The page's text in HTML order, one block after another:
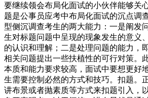
要继续领会布局化面试的小伙伴能够关
题是公事员应考中布局化面试的沉点调
型侧沉调查考生的两大能力：一是阐发
生对标题问题中呈现的现象发生的意义
的认识和理解；二是处理问题的能力，
相关问题提出一些扶植性的可行对策。
本质和能力要求较高，面试中要想更好
生需要控制必然的方式和技巧。扣题。
讲布景或者抛素质等方式来扣题引入，